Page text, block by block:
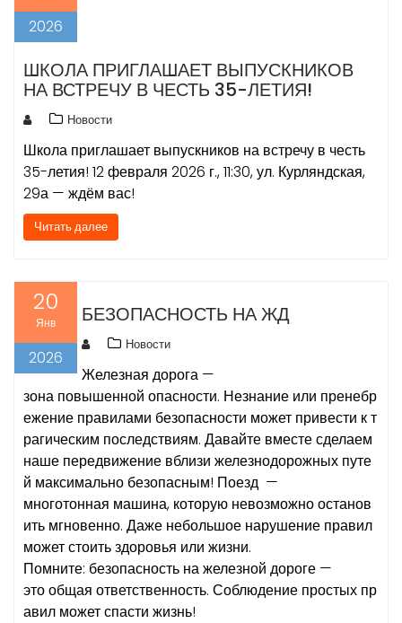
2026
ШКОЛА ПРИГЛАШАЕТ ВЫПУСКНИКОВ
НА ВСТРЕЧУ В ЧЕСТЬ 35-ЛЕТИЯ!
Новости
Школа приглашает выпускников на встречу в честь
35-летия! 12 февраля 2026 г., 11:30, ул. Курляндская,
29а — ждём вас!
Читать далее
20
Янв
2026
БЕЗОПАСНОСТЬ НА ЖД
Новости
Железная дорога —
зона повышенной опасности. Незнание или пренебр
ежение правилами безопасности может привести к т
рагическим последствиям. Давайте вместе сделаем
наше передвижение вблизи железнодорожных путе
й максимально безопасным! Поезд —
многотонная машина, которую невозможно останов
ить мгновенно. Даже небольшое нарушение правил
может стоить здоровья или жизни.
Помните: безопасность на железной дороге —
это общая ответственность. Соблюдение простых пр
авил может спасти жизнь!